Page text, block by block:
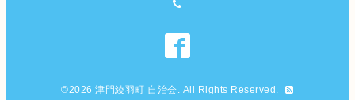
©2026津門綾羽町 自治会. All Rights Reserved.